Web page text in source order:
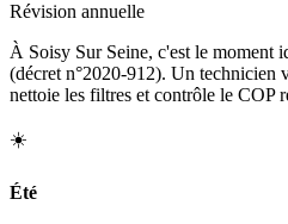
Révision annuelle
À Soisy Sur Seine, c'est le moment
(décret n°2020-912). Un
nettoie les filtres et contrôle le COP
☀️
Été